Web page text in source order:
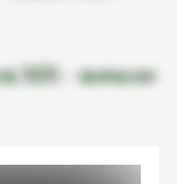
XIX – начало